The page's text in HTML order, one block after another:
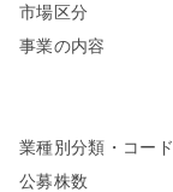
市場区分
事業の内容
業種別分類・コード
公募株数